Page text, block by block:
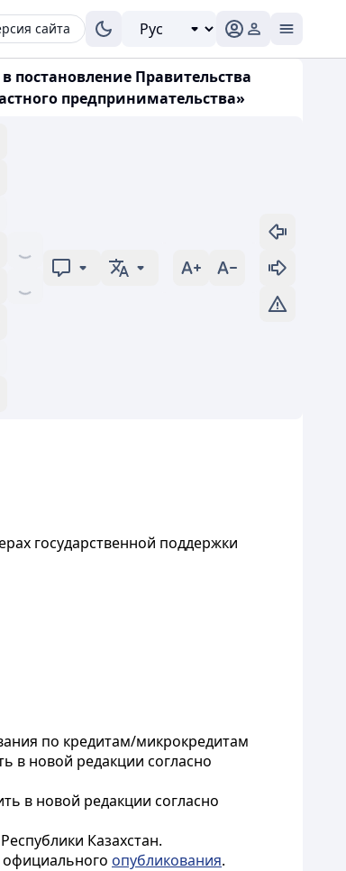
сайта
постановление Правительства
предпринимательства»
государственной поддержки
по кредитам/микрокредитам
в новой редакции согласно
в новой редакции согласно
Казахстан.
официального опубликования.